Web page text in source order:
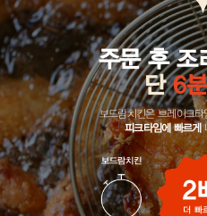
주문 후 조
단6분
보드람치킨은 브레이크
피크타임에 빠르게
보드람치킨
2
더 빠